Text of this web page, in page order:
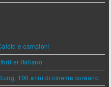
e campioni
italiano
100 anni di cinema coreano